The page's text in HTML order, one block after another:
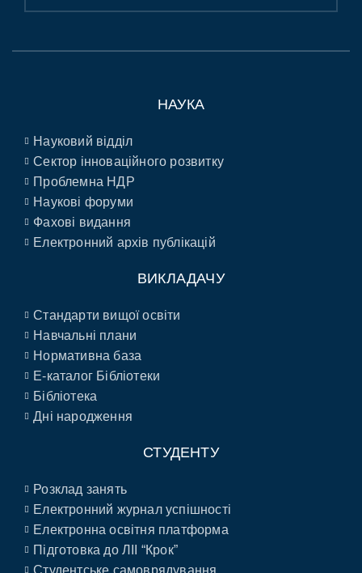
НАУКА
Науковий відділ
Сектор інноваційного розвитку
Проблемна НДР
Наукові форуми
Фахові видання
Електронний архів публікацій
ВИКЛАДАЧУ
Стандарти вищої освіти
Навчальні плани
Нормативна база
E-каталог Бібліотеки
Бібліотека
Дні народження
СТУДЕНТУ
Розклад занять
Електронний журнал успішності
Електронна освітня платформа
Підготовка до ЛІІ “Крок”
Студентське самоврядування